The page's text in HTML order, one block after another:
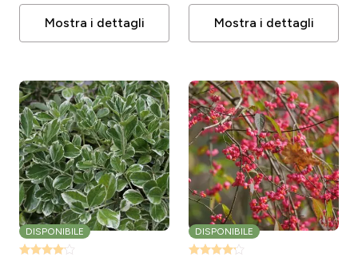
Mostra i dettagli Mostra i dettagli
DISPONIBILE DISPONIBILE